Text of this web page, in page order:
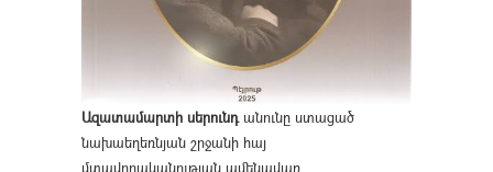
Ազատամարտի սերունդանունը ստացած
նախաեղեռնյան շրջանի հայ
մտավորականության ամենավառ